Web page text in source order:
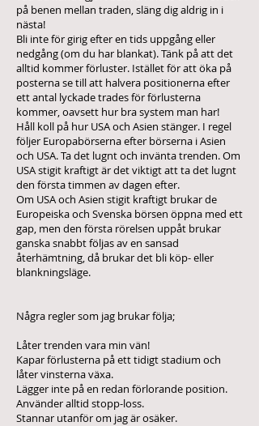
på benen mellan traden, släng dig aldrig in i
nästa!
Bli inte för girig efter en tids uppgång eller
nedgång (om du har blankat). Tänk på att det
alltid kommer förluster. Istället för att öka på
posterna se till att halvera positionerna efter
ett antal lyckade trades för förlusterna
kommer, oavsett hur bra system man har!
Håll koll på hur USA och Asien stänger. I regel
följer Europabörserna efter börserna i Asien
och USA. Ta det lugnt och invänta trenden. Om
USA stigit kraftigt är det viktigt att ta det lugnt
den första timmen av dagen efter.
Om USA och Asien stigit kraftigt brukar de
Europeiska och Svenska börsen öppna med ett
gap, men den första rörelsen uppåt brukar
ganska snabbt följas av en sansad
återhämtning, då brukar det bli köp- eller
blankningsläge.
Några regler som jag brukar följa;
Låter trenden vara min vän!
Kapar förlusterna på ett tidigt stadium och
låter vinsterna växa.
Lägger inte på en redan förlorande position.
Använder alltid stopp-loss.
Stannar utanför om jag är osäker.